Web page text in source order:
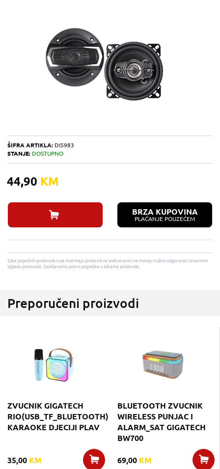
ŠIFRA ARTIKLA: DI5983
STANJE: DOSTUPNO
44,90 KM
BRZA KUPOVINA
PLAĆANJE POUZEĆEM
Slike pojedinih proizvoda koje ilustriraju proizvod na web stranici ne moraju nužno odgovarati stvarnom
izgledu proizvoda. Zadržavamo pravo pogreške u slikama proizvoda.
Preporučeni proizvodi
ZVUCNIK GIGATECH
RIO(USB_TF_BLUETOOTH)
KARAOKE DJECIJI PLAV
35,00 KM
BLUETOOTH ZVUCNIK
WIRELESS PUNJAC I
ALARM_SAT GIGATECH
BW700
69,00 KM